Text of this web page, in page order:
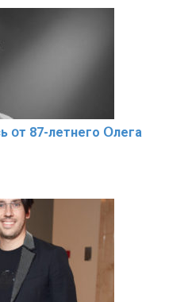
օт 87-лeтнего Օлега